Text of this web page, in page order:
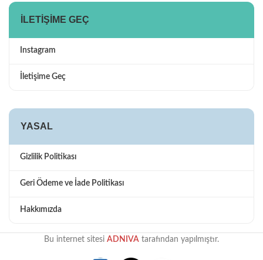
İLETIŞIME GEÇ
Instagram
İletişime Geç
YASAL
Gizlilik Politikası
Geri Ödeme ve İade Politikası
Hakkımızda
Bu internet sitesi ADNIVA tarafından yapılmıştır.